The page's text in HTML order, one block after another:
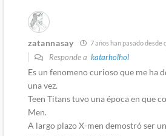
zatannasay 7 años han pasado desde
Responde a katarholhol
Es un fenomeno curioso que me ha
una vez.
Teen Titans tuvo una época en que
Men.
A largo plazo X-men demostró ser